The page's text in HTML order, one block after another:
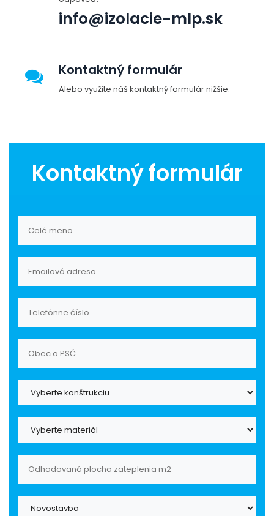
info@izolacie-mlp.sk
Kontaktný formulár
Alebo využite náš kontaktný formulár nižšie.
Kontaktný formulár